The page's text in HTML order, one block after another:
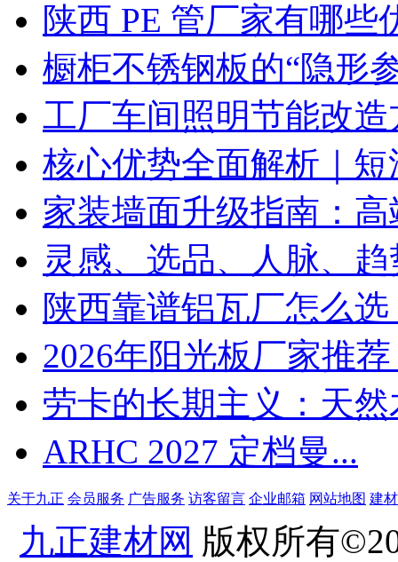
陕西 PE 管厂家有哪些
橱柜不锈钢板的“隐形
工厂车间照明节能改造
核心优势全面解析｜短
家装墙面升级指南：
灵感、选品、人脉、
陕西靠谱铝瓦厂怎么
2026年阳光板厂家推
劳卡的长期主义：天然
ARHC 2027 定档曼...
关于九正 会员服务 广告服务 访客留言 企业邮箱 网站地图 建
九正建材网 版权所有